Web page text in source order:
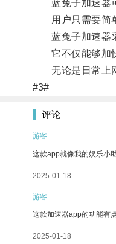
蓝兔子加速器可
用户只需要简单
蓝兔子加速器采
它不仅能够加快
无论是日常上网
#3#
评论
游客
这款app就像我的娱乐小
2025-01-18
游客
这款加速器app的功能有
2025-01-18